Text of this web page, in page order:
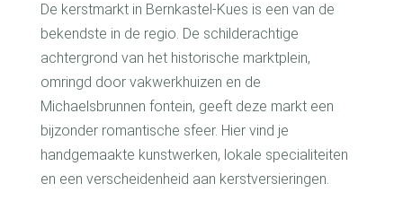
De kerstmarkt in Bernkastel-Kues is een van de
bekendste in de regio. De schilderachtige
achtergrond van het historische marktplein,
omringd door vakwerkhuizen en de
Michaelsbrunnen fontein, geeft deze markt een
bijzonder romantische sfeer. Hier vind je
handgemaakte kunstwerken, lokale specialiteiten
en een verscheidenheid aan kerstversieringen.